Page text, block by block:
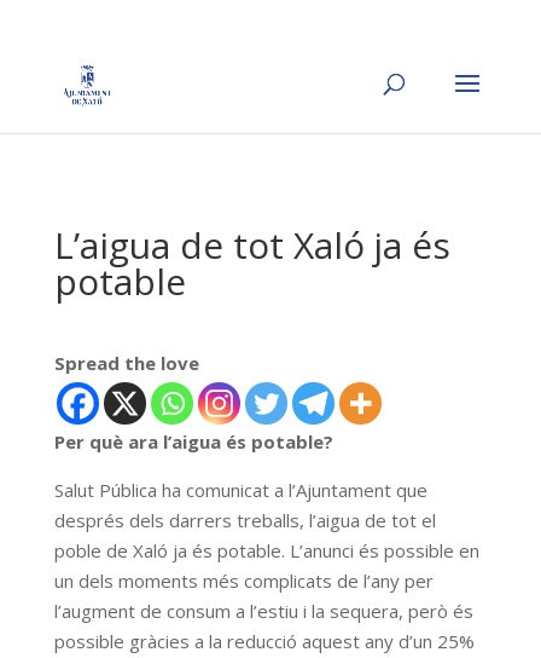
L’aigua de tot Xaló ja és
potable
Spread the love
Per què ara l’aigua és potable?
Salut Pública ha comunicat a l’Ajuntament que
després dels darrers treballs, l’aigua de tot el
poble de Xaló ja és potable. L’anunci és possible en
un dels moments més complicats de l’any per
l’augment de consum a l’estiu i la sequera, però és
possible gràcies a la reducció aquest any d’un 25%